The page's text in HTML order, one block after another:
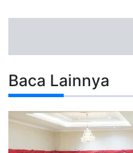
Baca Lainnya